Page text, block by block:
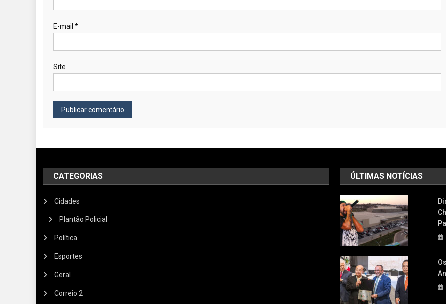
E-mail *
Site
CATEGORIAS
Cidades
Plantão Policial
Política
Esportes
Geral
Correio 2
ÚLTIMAS NOTÍCIAS